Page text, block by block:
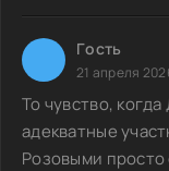
Гoсть
21 апреля
То чувство,
адекватные
Розовыми просто